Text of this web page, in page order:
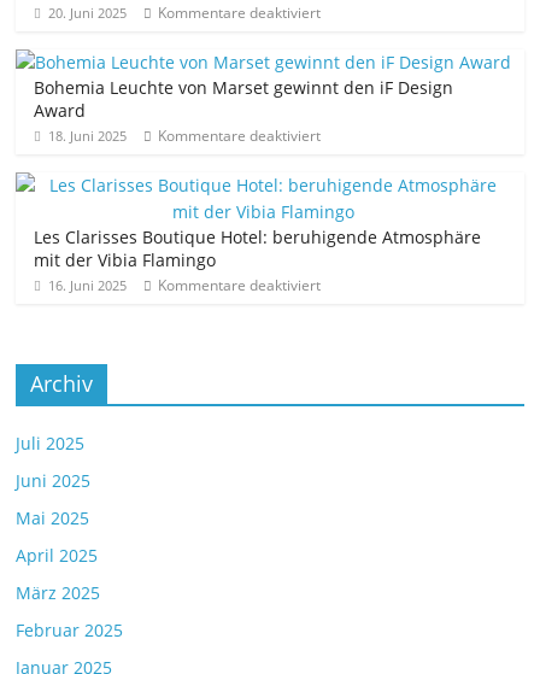
20. Juni 2025 Kommentare deaktiviert
Bohemia Leuchte von Marset gewinnt den iF Design
Award
18. Juni 2025 Kommentare deaktiviert
Les Clarisses Boutique Hotel: beruhigende Atmosphäre
mit der Vibia Flamingo
16. Juni 2025 Kommentare deaktiviert
Archiv
Juli 2025
Juni 2025
Mai 2025
April 2025
März 2025
Februar 2025
Januar 2025